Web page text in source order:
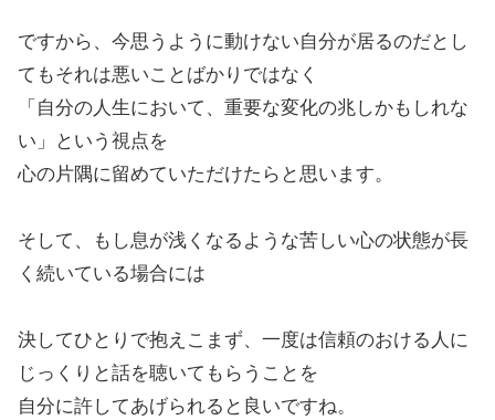
ですから、今思うように動けない自分が居るのだとし
てもそれは悪いことばかりではなく
「自分の人生において、重要な変化の兆しかもしれな
い」という視点を
心の片隅に留めていただけたらと思います。
そして、もし息が浅くなるような苦しい心の状態が長
く続いている場合には
決してひとりで抱えこまず、一度は信頼のおける人に
じっくりと話を聴いてもらうことを
自分に許してあげられると良いですね。